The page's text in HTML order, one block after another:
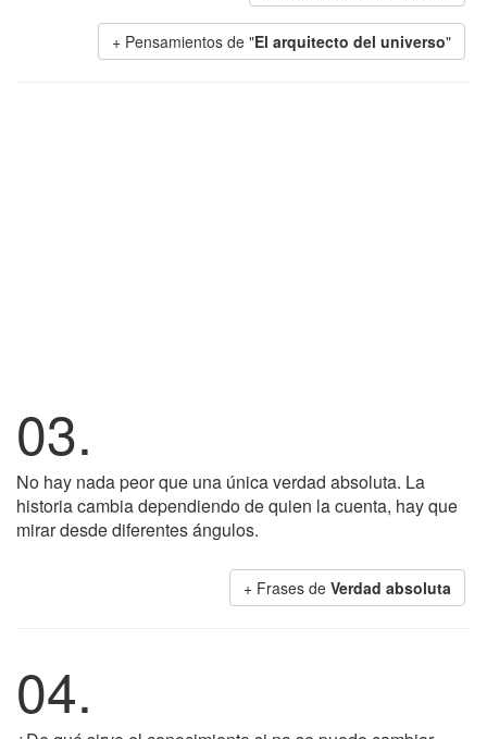
+ Pensamientos de "El arquitecto del universo"
03.
No hay nada peor que una única verdad absoluta. La
historia cambia dependiendo de quien la cuenta, hay que
mirar desde diferentes ángulos.
+ Frases de Verdad absoluta
04.